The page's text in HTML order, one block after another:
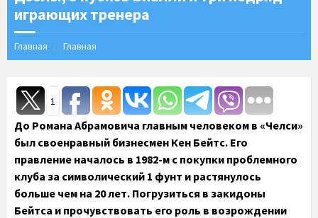
играющих тренера
Главная Главная
1
До Романа Абрамовича главным человеком в «Челси»
был своенравный бизнесмен Кен Бейтс. Его
правление началось в 1982-м с покупки проблемного
клуба за символический 1 фунт и растянулось
больше чем на 20 лет. Погрузиться в закидоны
Бейтса и прочувствовать его роль в возрождении